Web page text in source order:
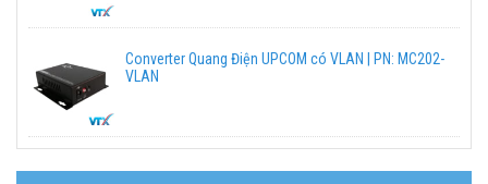
Converter Quang Điện UPCOM có VLAN | PN: MC202-
VLAN